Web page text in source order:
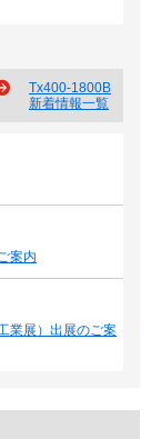
Tx400-1800B
新着情報一覧
案内
業展）出展のご案